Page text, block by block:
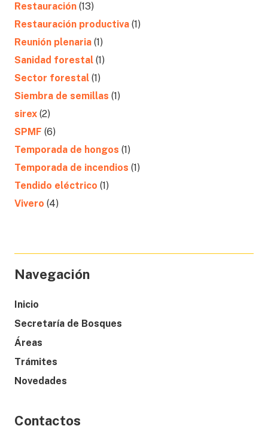
Restauración (13)
Restauración productiva (1)
Reunión plenaria (1)
Sanidad forestal (1)
Sector forestal (1)
Siembra de semillas (1)
sirex (2)
SPMF (6)
Temporada de hongos (1)
Temporada de incendios (1)
Tendido eléctrico (1)
Vivero (4)
Navegación
Inicio
Secretaría de Bosques
Áreas
Trámites
Novedades
Contactos